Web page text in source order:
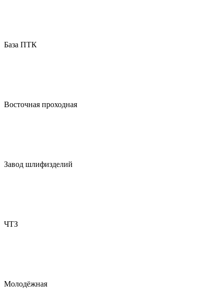
База ПТК
Восточная проходная
Завод шлифизделий
ЧТЗ
Молодёжная